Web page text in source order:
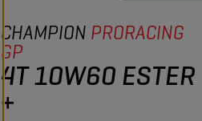
CHAMPION PRORACING
GP
4T 10W60 ESTER
+